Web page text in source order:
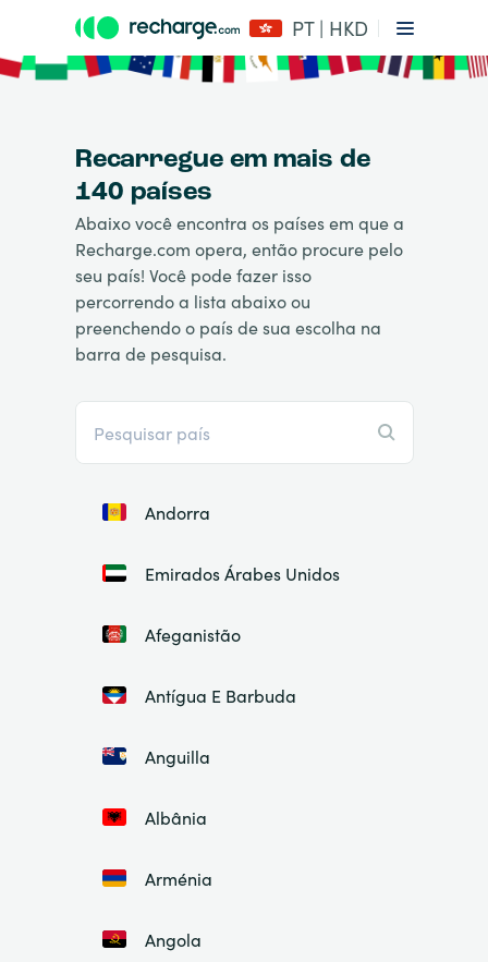
PT | HKD
Recarregue em mais de
140 países
Abaixo você encontra os países em que a
Recharge.com opera, então procure pelo
seu país! Você pode fazer isso
percorrendo a lista abaixo ou
preenchendo o país de sua escolha na
barra de pesquisa.
Andorra
Emirados Árabes Unidos
Afeganistão
Antígua E Barbuda
Anguilla
Albânia
Arménia
Angola